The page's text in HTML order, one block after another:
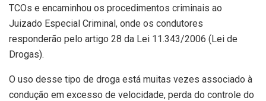
TCOs e encaminhou os procedimentos criminais ao
Juizado Especial Criminal, onde os condutores
responderão pelo artigo 28 da Lei 11.343/2006 (Lei de
Drogas).
O uso desse tipo de droga está muitas vezes associado à
condução em excesso de velocidade, perda do controle do